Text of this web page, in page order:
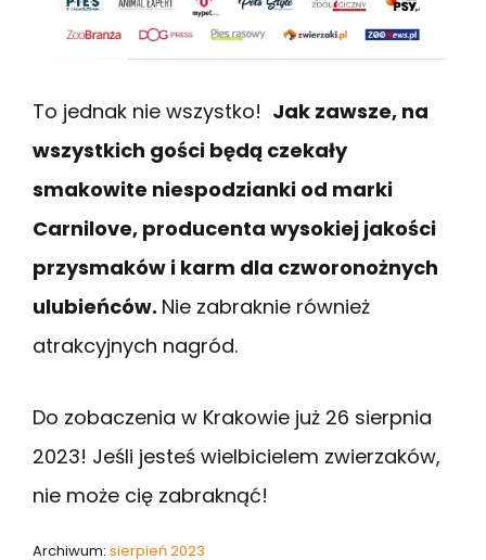
To jednak nie wszystko! Jak zawsze, na
wszystkich gości będą czekały
smakowite niespodzianki od marki
Carnilove, producenta wysokiej jakości
przysmaków i karm dla czworonożnych
ulubieńców. Nie zabraknie również
atrakcyjnych nagród.
Do zobaczenia w Krakowie już 26 sierpnia
2023! Jeśli jesteś wielbicielem zwierzaków,
nie może cię zabraknąć!
Archiwum: sierpień 2023